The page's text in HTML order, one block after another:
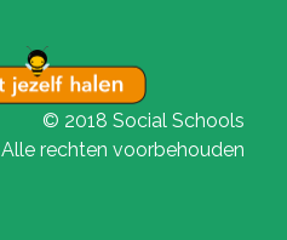
© 2018 Social Schools
Alle rechten voorbehouden